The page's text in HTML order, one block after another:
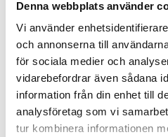
Denna webbplats använder
Vi använder
och annonserna till
för sociala medier och
vidarebefordrar även sådana
information från din enhet till
analysföretag som vi
tur kombinera informationen
2021
2020
2019
2018